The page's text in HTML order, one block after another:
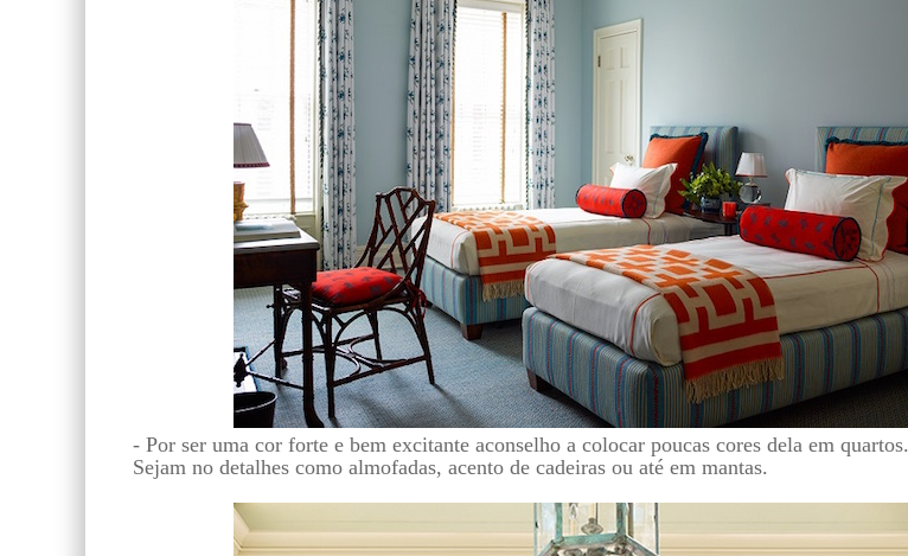
- Por ser uma cor forte e bem excitante aconselho a colocar poucas cores dela em quartos.
Sejam no detalhes como almofadas, acento de cadeiras ou até em mantas.